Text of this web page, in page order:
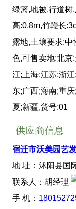
绿篱,地被,行道树
高:0.8m,竹鞭长
露地,土壤要求:中
色,可售卖地:北京
江;上海;江苏;浙
东;广西;海南;重
夏;新疆,货号:01
供应商信息
宿迁市沃美园艺
地 址：沭阳县国
联系人：胡经理
手 机：